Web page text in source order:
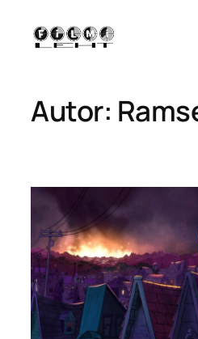
sisu
juurde
Autor: